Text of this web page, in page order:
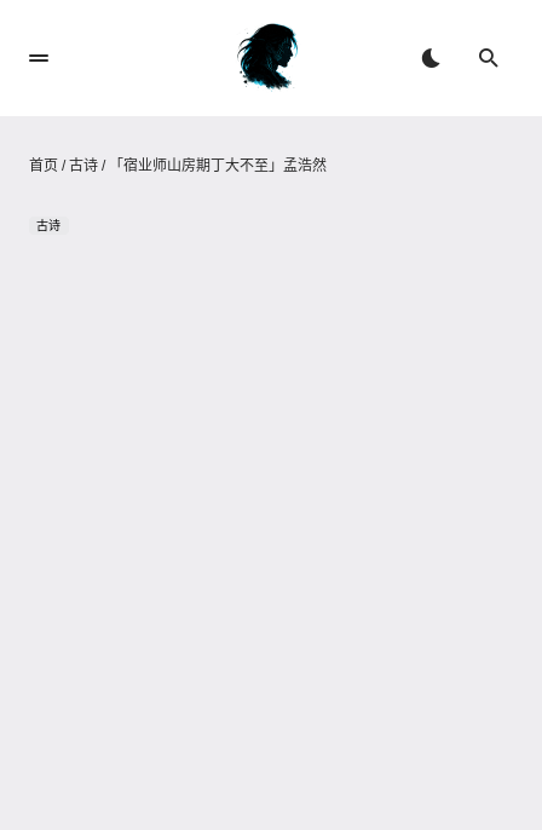
首页 /古诗 / 「宿业师山房期丁大不至」孟浩然
古诗